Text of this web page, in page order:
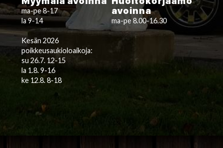
ma-pe 8-17
la 9-14
Kesän 2026
poikkeusaukioloaikoja:
su 26.7. 12-15
la 1.8. 9-16
ke 12.8. 8-18
avoinna
ma-pe 8.00-16.30